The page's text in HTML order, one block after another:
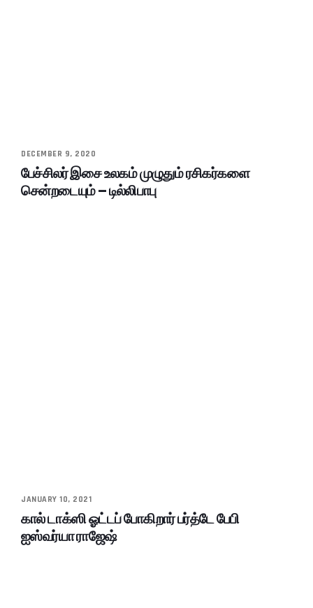
DECEMBER 9, 2020
பேச்சிலர் இசை உலகம் முழுதும் ரசிகர்களை
சென்றடையும் – டில்லிபாபு
JANUARY 10, 2021
கால் டாக்ஸி ஓட்டப் போகிறார் பர்த்டே பேபி
ஐஸ்வர்யா ராஜேஷ்